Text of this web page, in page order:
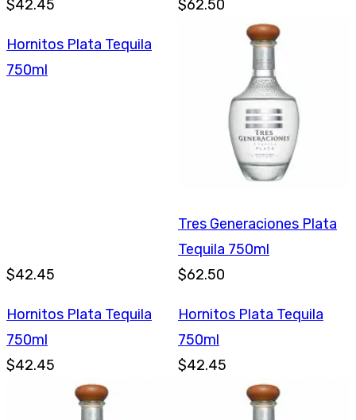
$42.45
$62.50
Hornitos Plata Tequila
750ml
$42.45
Tres Generaciones Plata
Tequila 750ml
$62.50
Hornitos Plata Tequila
750ml
$42.45
Hornitos Plata Tequila
750ml
$42.45